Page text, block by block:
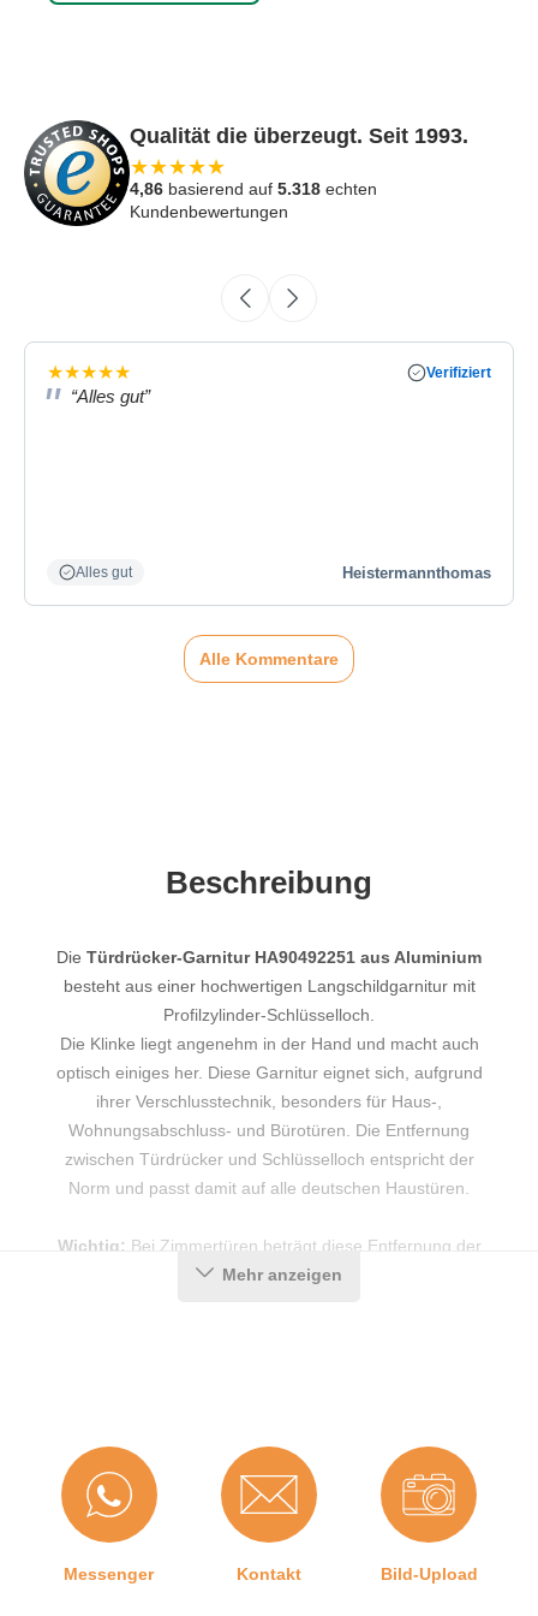
Qualität die überzeugt. Seit 1993.
★★★★★
4,86 basierend auf 5.318 echten
Kundenbewertungen
★★★★★ Verifiziert
“Alles gut”
Alles gut Heistermannthomas
Alle Kommentare
Beschreibung
Die Türdrücker-Garnitur HA90492251 aus Aluminium
besteht aus einer hochwertigen Langschildgarnitur mit
Profilzylinder-Schlüsselloch.
Die Klinke liegt angenehm in der Hand und macht auch
optisch einiges her. Diese Garnitur eignet sich, aufgrund
ihrer Verschlusstechnik, besonders für Haus-,
Wohnungsabschluss- und Bürotüren. Die Entfernung
zwischen Türdrücker und Schlüsselloch entspricht der
Norm und passt damit auf alle deutschen Haustüren.
Wichtig: Bei Zimmertüren beträgt diese Entfernung der
Norm entsprechend 72 mm. Das heißt, dass Sie keinen
Details zum Türdrücker
Farbe: Silberfarben eloxiert
Ausführung: mit Profilstift-Verbindung
Mehr anzeigen
Messenger Kontakt Bild-Upload